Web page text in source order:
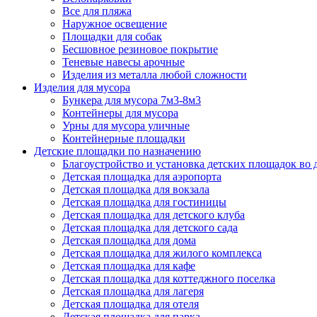
Все для пляжа
Наружное освещение
Площадки для собак
Бесшовное резиновое покрытие
Теневые навесы арочные
Изделия из металла любой сложности
Изделия для мусора
Бункера для мусора 7м3-8м3
Контейнеры для мусора
Урны для мусора уличные
Контейнерные площадки
Детские площадки по назначению
Благоустройство и установка детских площадок
Детская площадка для аэропорта
Детская площадка для вокзала
Детская площадка для гостиницы
Детская площадка для детского клуба
Детская площадка для детского сада
Детская площадка для дома
Детская площадка для жилого комплекса
Детская площадка для кафе
Детская площадка для коттеджного поселка
Детская площадка для лагеря
Детская площадка для отеля